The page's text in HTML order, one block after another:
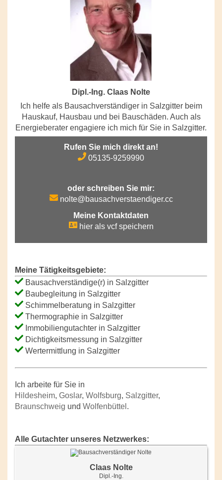
Dipl.-Ing. Claas Nolte
Ich helfe als Bausachverständiger in Salzgitter beim
Hauskauf, Hausbau und bei Bauschäden. Auch als
Energieberater engagiere ich mich für Sie in Salzgitter.
Rufen Sie mich direkt an!
05135-9259990
oder schreiben Sie mir:
nolte@bausachverstaendiger.cc
Meine Kontaktdaten
hier als vcf speichern
Meine Tätigkeitsgebiete:
Bausachverständige(r) in Salzgitter
Baubegleitung in Salzgitter
Schimmelberatung in Salzgitter
Thermographie in Salzgitter
Immobiliengutachter in Salzgitter
Dichtigkeitsmessung in Salzgitter
Wertermittlung in Salzgitter
Ich arbeite für Sie in
Hildesheim, Goslar, Wolfsburg, Salzgitter,
Braunschweig und Wolfenbüttel .
Alle Gutachter unseres Netzwerkes:
Claas Nolte
Dipl.-Ing.